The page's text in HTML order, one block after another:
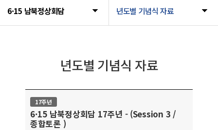
6·15 남북정상회담 년도별 기념식 자료
년도별 기념식 자료
17주년
6·15 남북정상회담 17주년 - (Session 3 /
종합토론 )